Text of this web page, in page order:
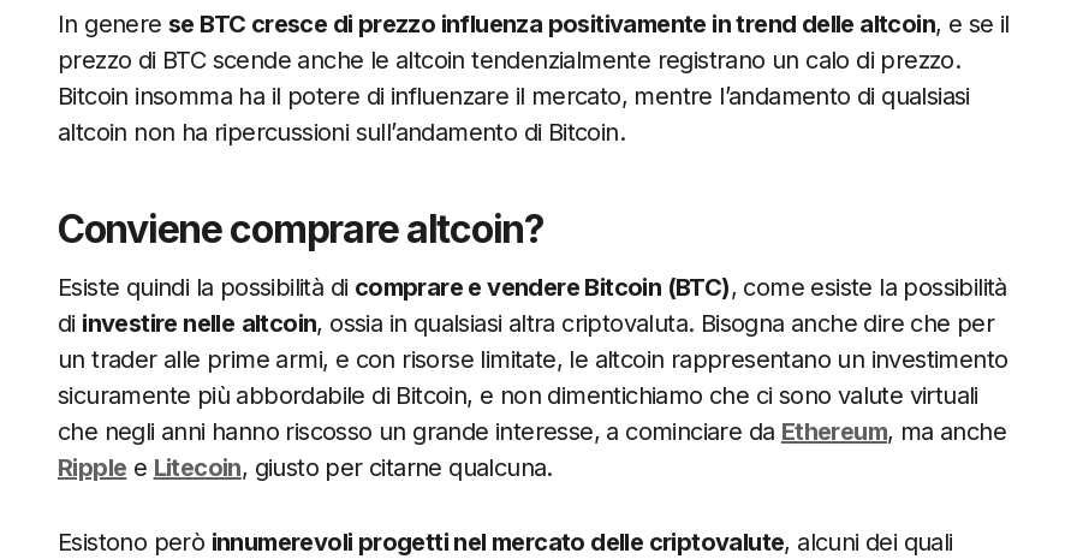
In genere se BTC cresce di prezzo influenza positivamente in trend delle altcoin, e se il
prezzo di BTC scende anche le altcoin tendenzialmente registrano un calo di prezzo.
Bitcoin insomma ha il potere di influenzare il mercato, mentre l’andamento di qualsiasi
altcoin non ha ripercussioni sull’andamento di Bitcoin.
Conviene comprare altcoin?
Esiste quindi la possibilità di comprare e vendere Bitcoin (BTC), come esiste la possibilità
di investire nelle altcoin, ossia in qualsiasi altra criptovaluta. Bisogna anche dire che per
un trader alle prime armi, e con risorse limitate, le altcoin rappresentano un investimento
sicuramente più abbordabile di Bitcoin, e non dimentichiamo che ci sono valute virtuali
che negli anni hanno riscosso un grande interesse, a cominciare da Ethereum, ma anche
Ripple e Litecoin, giusto per citarne qualcuna.
Esistono però innumerevoli progetti nel mercato delle criptovalute, alcuni dei quali